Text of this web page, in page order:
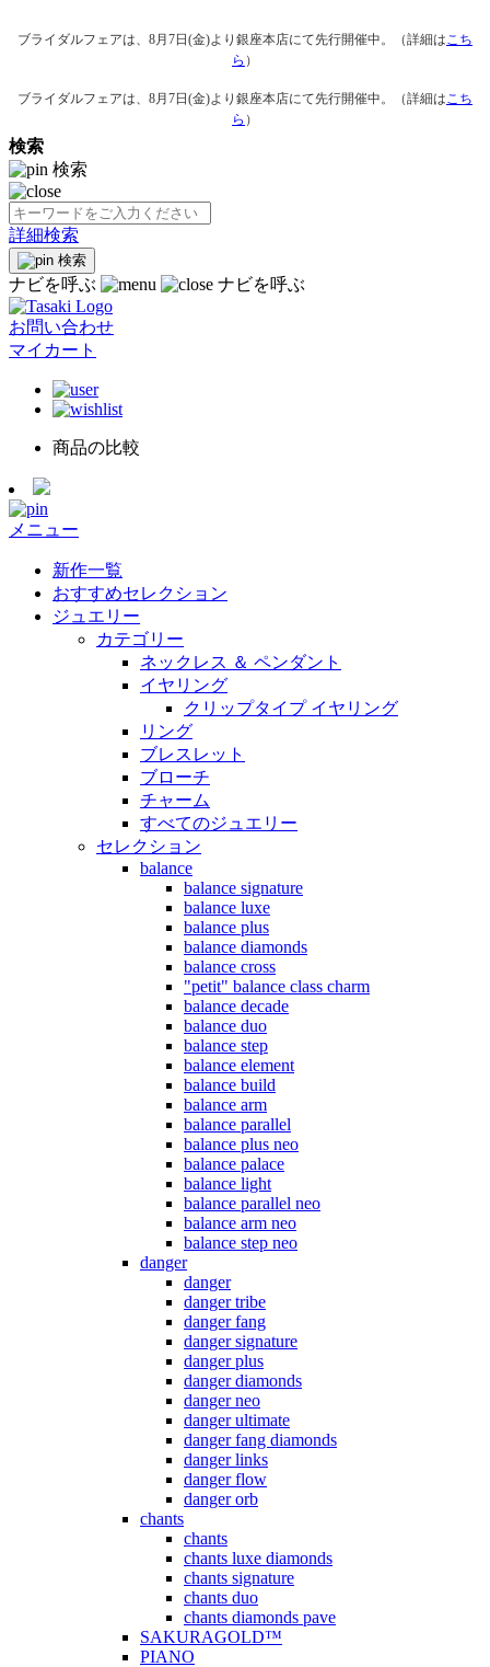
ブライダルフェアは、8月7日(金)より銀座本店にて先行開催中。（詳細はこち
ら ）
ブライダルフェアは、8月7日(金)より銀座本店にて先行開催中。（詳細はこち
ら ）
検索
検索
詳細検索
検索
ナビを呼ぶ ナビを呼ぶ
お問い合わせ
マイカート
商品の比較
メニュー
新作一覧
おすすめセレクション
ジュエリー
カテゴリー
ネックレス ＆ ペンダント
イヤリング
クリップタイプ イヤリング
リング
ブレスレット
ブローチ
チャーム
すべてのジュエリー
セレクション
balance
balance signature
balance luxe
balance plus
balance diamonds
balance cross
"petit" balance class charm
balance decade
balance duo
balance step
balance element
balance build
balance arm
balance parallel
balance plus neo
balance palace
balance light
balance parallel neo
balance arm neo
balance step neo
danger
danger
danger tribe
danger fang
danger signature
danger plus
danger diamonds
danger neo
danger ultimate
danger fang diamonds
danger links
danger flow
danger orb
chants
chants
chants luxe diamonds
chants signature
chants duo
chants diamonds pave
SAKURAGOLD™
PIANO